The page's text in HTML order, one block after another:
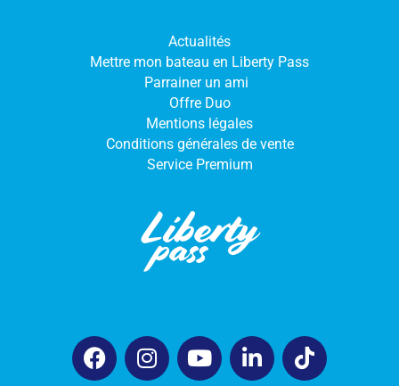
Actualités
Mettre mon bateau en Liberty Pass
Parrainer un ami
Offre Duo
Mentions légales
Conditions générales de vente
Service Premium